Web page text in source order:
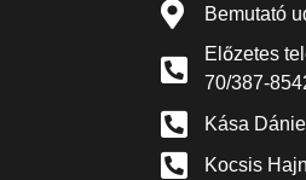
Bemutató
Előzetes
70/387-
Kása
Kocsis